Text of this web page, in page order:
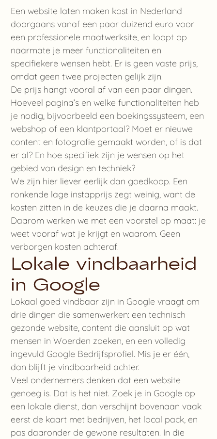
Een website laten maken kost in Nederland
doorgaans vanaf een paar duizend euro voor
een professionele maatwerksite, en loopt op
naarmate je meer functionaliteiten en
specifiekere wensen hebt. Er is geen vaste prijs,
omdat geen twee projecten gelijk zijn.
De prijs hangt vooral af van een paar dingen.
Hoeveel pagina’s en welke functionaliteiten heb
je nodig, bijvoorbeeld een boekingssysteem, een
webshop of een klantportaal? Moet er nieuwe
content en fotografie gemaakt worden, of is dat
er al? En hoe specifiek zijn je wensen op het
gebied van design en techniek?
We zijn hier liever eerlijk dan goedkoop. Een
ronkende lage instapprijs zegt weinig, want de
kosten zitten in de keuzes die je daarna maakt.
Daarom werken we met een voorstel op maat: je
weet vooraf wat je krijgt en waarom. Geen
verborgen kosten achteraf.
Lokale vindbaarheid
in Google
Lokaal goed vindbaar zijn in Google vraagt om
drie dingen die samenwerken: een technisch
gezonde website, content die aansluit op wat
mensen in Woerden zoeken, en een volledig
ingevuld Google Bedrijfsprofiel. Mis je er één,
dan blijft je vindbaarheid achter.
Veel ondernemers denken dat een website
genoeg is. Dat is het niet. Zoek je in Google op
een lokale dienst, dan verschijnt bovenaan vaak
eerst de kaart met bedrijven, het local pack, en
pas daaronder de gewone resultaten. In die